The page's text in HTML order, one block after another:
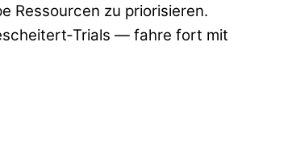
Ressourcen zu priorisieren.
— fahre fort mit